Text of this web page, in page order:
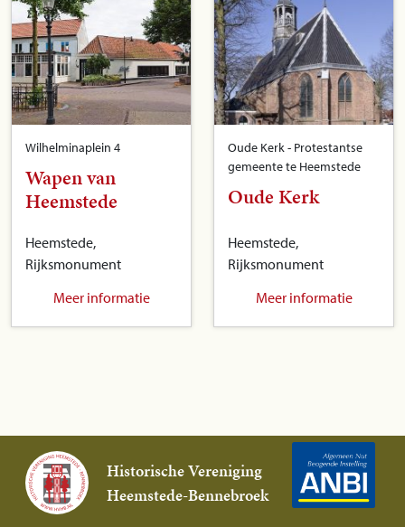
Wilhelminaplein 4
Wapen van
Heemstede
Heemstede,
Rijksmonument
Meer informatie
Oude Kerk - Protestantse
gemeente te Heemstede
Oude Kerk
Heemstede,
Rijksmonument
Meer informatie
Historische Vereniging
Heemstede-Bennebroek